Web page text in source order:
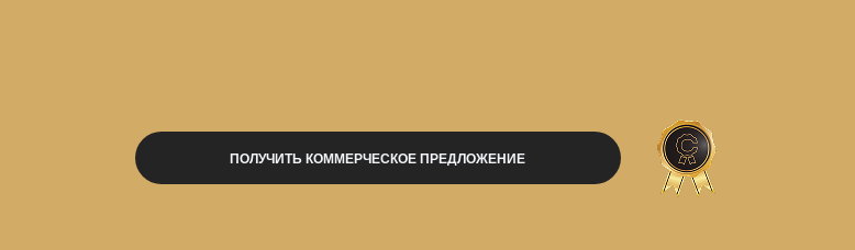
ПОЛУЧИТЬ КОММЕРЧЕСКОЕ ПРЕДЛОЖЕНИЕ